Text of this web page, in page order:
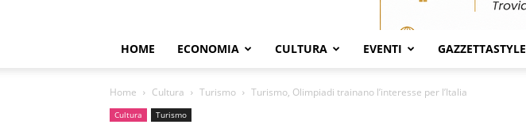
HOME ECONOMIA CULTURA EVENTI GAZZETTASTYLE
Home Cultura Turismo Turismo, Olimpiadi trainano l’interesse per l’Italia
Cultura Turismo